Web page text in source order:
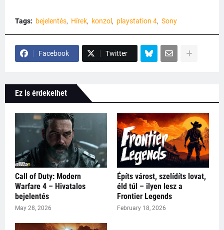
Tags: bejelentés Hírek konzol playstation 4 Sony
Facebook Twitter
Ez is érdekelhet
Call of Duty: Modern
Warfare 4 – Hivatalos
bejelentés
May 28, 2026
Építs várost, szelídíts lovat,
éld túl – ilyen lesz a
Frontier Legends
February 18, 2026